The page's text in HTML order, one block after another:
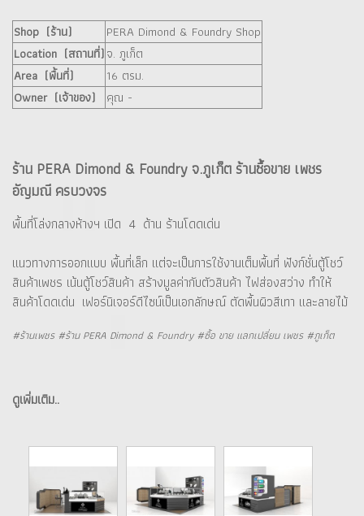
Shop (ร้าน)
PERA Dimond & Foundry Shop
Location (สถานที่)จ. ภูเก็ต
Area (พื้นที่)
16 ตรม.
Owner (เจ้าของ)
คุณ -
ร้าน PERA Dimond & Foundry จ.ภูเก็ต ร้านซื้อขาย เพชร
อัญมณี ครบวงจร
พื้นที่โล่งกลางห้างฯ เปิด 4 ด้าน ร้านโดดเด่น
แนวทางการออกแบบ พื้นที่เล็ก แต่จะเป็นการใช้งานเต็มพื้นที่ ฟังก์ชั่นตู้โชว์
สินค้าเพชร เน้นตู้โชว์สินค้า สร้างมูลค่ากับตัวสินค้า ไฟส่องสว่าง ทำให้
สินค้าโดดเด่น เฟอร์นิเจอร์ดีไซน์เป็นเอกลักษณ์ ตัดพื้นผิวสีเทา และลายไม้
#ร้านเพชร #ร้าน PERA Dimond & Foundry #ซื้อ ขาย แลกเปลี่ยน เพชร #ภูเก็ต
ดูเพิ่มเติม..